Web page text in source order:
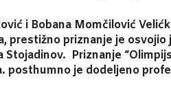
i Bobana Momčilović
prestižno priznanje je
Priznanje
posthumno je dodeljeno